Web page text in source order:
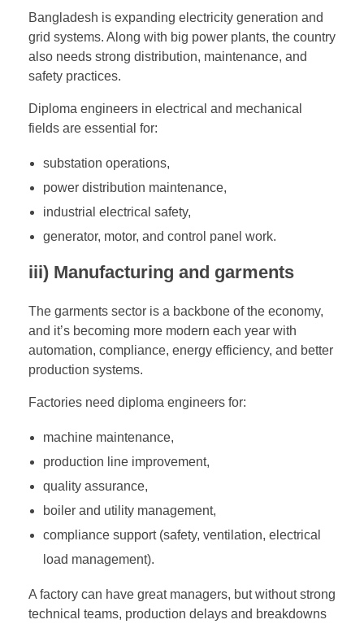
Bangladesh is expanding electricity generation and
grid systems. Along with big power plants, the country
also needs strong distribution, maintenance, and
safety practices.
Diploma engineers in electrical and mechanical
fields are essential for:
substation operations,
power distribution maintenance,
industrial electrical safety,
generator, motor, and control panel work.
iii) Manufacturing and garments
The garments sector is a backbone of the economy,
and it’s becoming more modern each year with
automation, compliance, energy efficiency, and better
production systems.
Factories need diploma engineers for:
machine maintenance,
production line improvement,
quality assurance,
boiler and utility management,
compliance support (safety, ventilation, electrical
load management).
A factory can have great managers, but without strong
technical teams, production delays and breakdowns